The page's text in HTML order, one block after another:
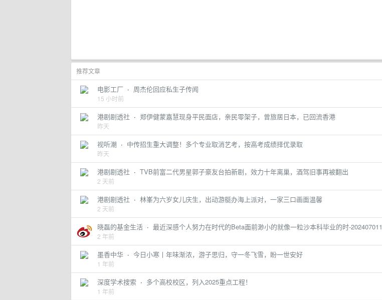
推荐文章
电影工厂 · 周杰伦回应私生子传闻
15 小时前
港剧剧透社 · 郑伊健蒙嘉慧现身平民面店，亲民零架子，曾旅居日本，已回流香港
昨天
视听潮 · 中传招生重大调整！多个专业取消艺考，按高考成绩择优录取
昨天
港剧剧透社 · TVB前富二代男星郭子豪友台拍新剧，效力十年离巢，酒驾旧事再被翻出
2 天前
港剧剧透社 · 林峯为六岁女儿庆生，出动游艇办海上派对，一家三口画面温馨
2 天前
晓磊的基金生活 · 最近深感个人努力在时代的Beta面前渺小的就像一粒沙本科毕业的时-
2 年前
墨香中华 · 今日小寒丨年味渐浓，游子思归，守一冬飞雪，盼一世安好
1 年前
深度学术搜索 · 多个高校校区，列入2025重点工程！
1 年前